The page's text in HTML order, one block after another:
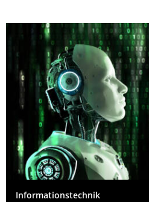
Informationstechnik